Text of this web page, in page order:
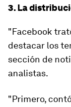
3. La
"Facebook
destacar los
sección de
analistas.
"Primero,